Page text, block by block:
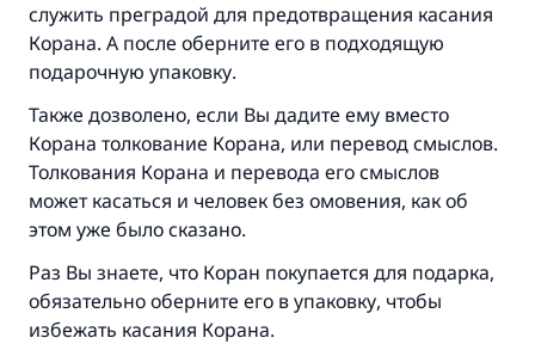
служить преградой для предотвращения касания
Корана. А после оберните его в подходящую
подарочную упаковку.
Также дозволено, если Вы дадите ему вместо
Корана толкование Корана, или перевод смыслов.
Толкования Корана и перевода его смыслов
может касаться и человек без омовения, как об
этом уже было сказано.
Раз Вы знаете, что Коран покупается для подарка,
обязательно оберните его в упаковку, чтобы
избежать касания Корана.